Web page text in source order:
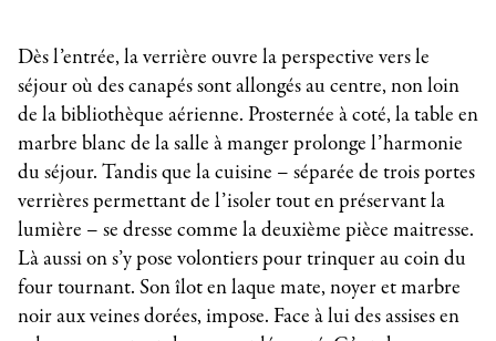
Dès l’entrée, la verrière ouvre la perspective vers le
séjour où des canapés sont allongés au centre, non loin
de la bibliothèque aérienne. Prosternée à coté, la table en
marbre blanc de la salle à manger prolonge l’harmonie
du séjour. Tandis que la cuisine – séparée de trois portes
verrières permettant de l’isoler tout en préservant la
lumière – se dresse comme la deuxième pièce maitresse.
Là aussi on s’y pose volontiers pour trinquer au coin du
four tournant. Son îlot en laque mate, noyer et marbre
noir aux veines dorées, impose. Face à lui des assises en